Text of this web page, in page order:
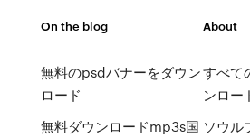
On the blog
無料のpsdバナーをダウン
ロード
無料ダウンロードmp3s国
About
すべて
ンロー
ソウル